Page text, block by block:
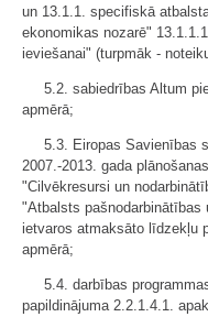
un 13.1.1. specifiskā
ekonomikas nozarē"
ieviešanai" (turpmāk -
5.2. sabiedrības Altum
apmērā;
5.3. Eiropas Savienības
2007.-2013. gada
"Cilvēkresursi un
"Atbalsts pašnodarbinātības
ietvaros atmaksāto līdzekļu
apmērā;
5.4. darbības
papildinājuma 2.2.1.4.1.